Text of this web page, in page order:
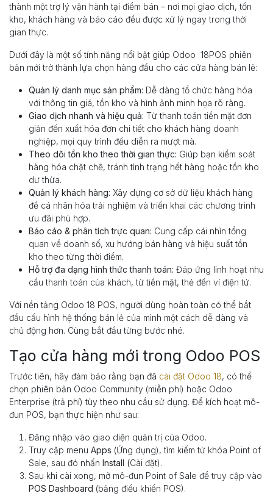
thành một trợ lý vận hành tại điểm bán – nơi mọi giao dịch, tồn
kho, khách hàng và báo cáo đều được xử lý ngay trong thời
gian thực.
Dưới đây là một số tính năng nổi bật giúp Odoo 18POS phiên
bản mới trở thành lựa chọn hàng đầu cho các cửa hàng bán lẻ:
Quản lý danh mục sản phẩm: Dễ dàng tổ chức hàng hóa
với thông tin giá, tồn kho và hình ảnh minh họa rõ ràng.
Giao dịch nhanh và hiệu quả: Từ thanh toán tiền mặt đơn
giản đến xuất hóa đơn chi tiết cho khách hàng doanh
nghiệp, mọi quy trình đều diễn ra mượt mà.
Theo dõi tồn kho theo thời gian thực: Giúp bạn kiểm soát
hàng hóa chặt chẽ, tránh tình trạng hết hàng hoặc tồn kho
dư thừa.
Quản lý khách hàng: Xây dựng cơ sở dữ liệu khách hàng
để cá nhân hóa trải nghiệm và triển khai các chương trình
ưu đãi phù hợp.
Báo cáo & phân tích trực quan: Cung cấp cái nhìn tổng
quan về doanh số, xu hướng bán hàng và hiệu suất tồn
kho theo từng thời điểm.
Hỗ trợ đa dạng hình thức thanh toán: Đáp ứng linh hoạt nhu
cầu thanh toán của khách, từ tiền mặt, thẻ đến ví điện tử.
Với nền tảng Odoo 18 POS, người dùng hoàn toàn có thể bắt
đầu cấu hình hệ thống bán lẻ của mình một cách dễ dàng và
chủ động hơn. Cùng bắt đầu từng bước nhé.
Tạo cửa hàng mới trong Odoo POS
Trước tiên, hãy đảm bảo rằng bạn đã cài đặt Odoo 18, có thể
chọn phiên bản Odoo Community (miễn phí) hoặc Odoo
Enterprise (trả phí) tùy theo nhu cầu sử dụng. Để kích hoạt mô-
đun POS, bạn thực hiện như sau:
Đăng nhập vào giao diện quản trị của Odoo.
Truy cập menu Apps (Ứng dụng), tìm kiếm từ khóa Point of
Sale, sau đó nhấn Install (Cài đặt).
Sau khi cài xong, mở mô-đun Point of Sale để truy cập vào
POS Dashboard (bảng điều khiển POS).